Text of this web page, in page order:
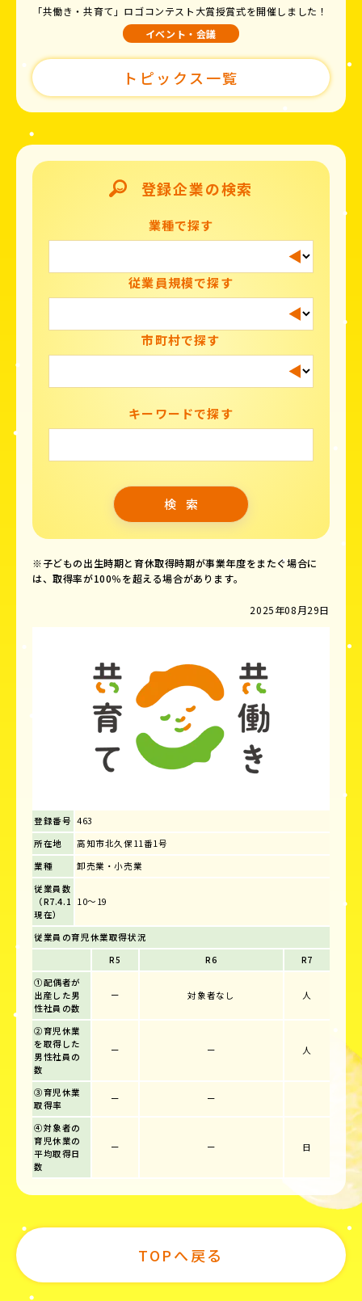
「共働き・共育て」ロゴコンテスト大賞授賞式を開催しました！
イベント・会議
トピックス一覧
登録企業の検索
業種で探す
従業員規模で探す
市町村で探す
キーワードで探す
※子どもの出生時期と育休取得時期が事業年度をまたぐ場合に
は、取得率が100％を超える場合があります。
2025年08月29日
登録番号 463
所在地
高知市北久保11番1号
業種
卸売業・小売業
従業員数
（R7.4.1
現在）
10～19
従業員の育児休業取得状況
R5
R6
R7
①配偶者が
出産した男
性社員の数
ー 対象者なし 人
②育児休業
を取得した
男性社員の
数
ー ー 人
③育児休業
取得率
ー ー
④対象者の
育児休業の
平均取得日
数
ー ー 日
TOPへ戻る